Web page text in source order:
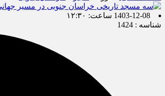
1403-12-08 ساعت: ۱۲:۳۰
شناسه : 1424